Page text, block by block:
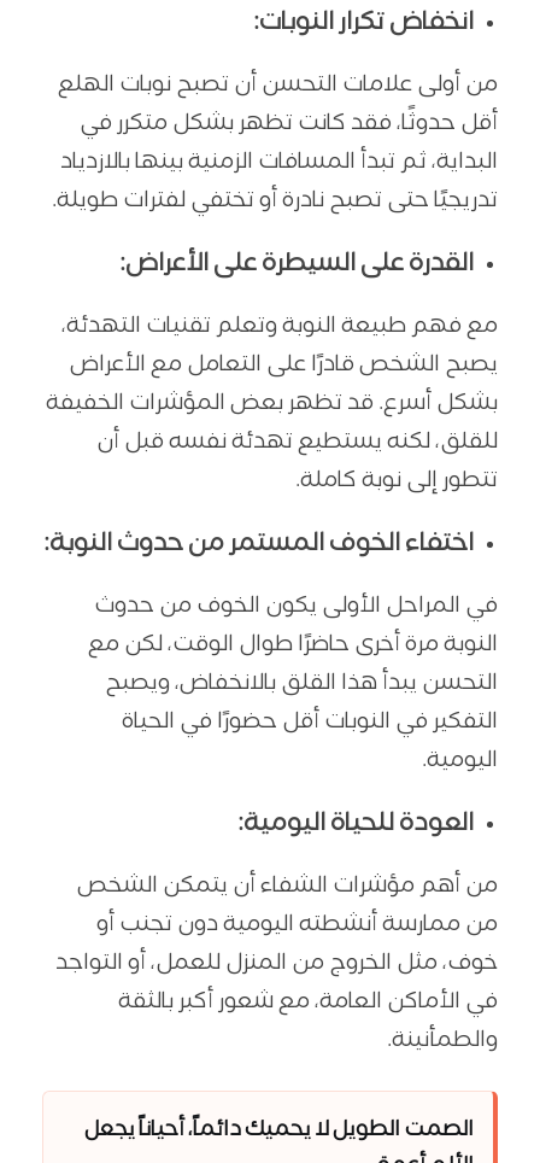
انخفاض تكرار النوبات:
من أولى علامات التحسن أن تصبح نوبات الهلع
أقل حدوثًا، فقد كانت تظهر بشكل متكرر في
البداية، ثم تبدأ المسافات الزمنية بينها بالازدياد
تدريجيًا حتى تصبح نادرة أو تختفي لفترات طويلة.
القدرة على السيطرة على الأعراض:
مع فهم طبيعة النوبة وتعلم تقنيات التهدئة،
يصبح الشخص قادرًا على التعامل مع الأعراض
بشكل أسرع. قد تظهر بعض المؤشرات الخفيفة
للقلق، لكنه يستطيع تهدئة نفسه قبل أن
تتطور إلى نوبة كاملة.
اختفاء الخوف المستمر من حدوث النوبة:
في المراحل الأولى يكون الخوف من حدوث
النوبة مرة أخرى حاضرًا طوال الوقت، لكن مع
التحسن يبدأ هذا القلق بالانخفاض، ويصبح
التفكير في النوبات أقل حضورًا في الحياة
اليومية.
العودة للحياة اليومية:
من أهم مؤشرات الشفاء أن يتمكن الشخص
من ممارسة أنشطته اليومية دون تجنب أو
خوف، مثل الخروج من المنزل للعمل، أو التواجد
في الأماكن العامة، مع شعور أكبر بالثقة
والطمأنينة.
الصمت الطويل لا يحميك دائماً، أحياناً يجعل